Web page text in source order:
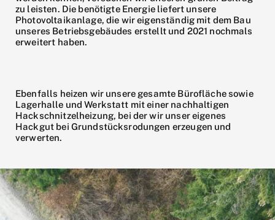
zu leisten. Die benötigte Energie liefert unsere
Photovoltaikanlage, die wir eigenständig mit dem Bau
unseres Betriebsgebäudes erstellt und 2021 nochmals
erweitert haben.
Ebenfalls heizen wir unsere gesamte Bürofläche sowie
Lagerhalle und Werkstatt mit einer nachhaltigen
Hackschnitzelheizung, bei der wir unser eigenes
Hackgut bei Grundstücksrodungen erzeugen und
verwerten.